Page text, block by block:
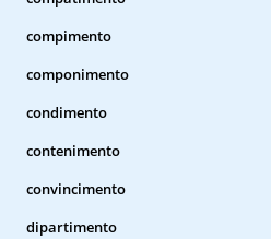
compimento
componimento
condimento
contenimento
convincimento
dipartimento